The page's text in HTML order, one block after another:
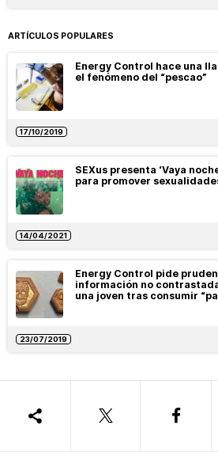
ARTÍCULOS POPULARES
Energy Control hace una
el fenómeno del “pescao”
17/10/2019
SEXus presenta ‘Vaya
para promover
14/04/2021
Energy Control pide
información no
una joven tras consumir
23/07/2019